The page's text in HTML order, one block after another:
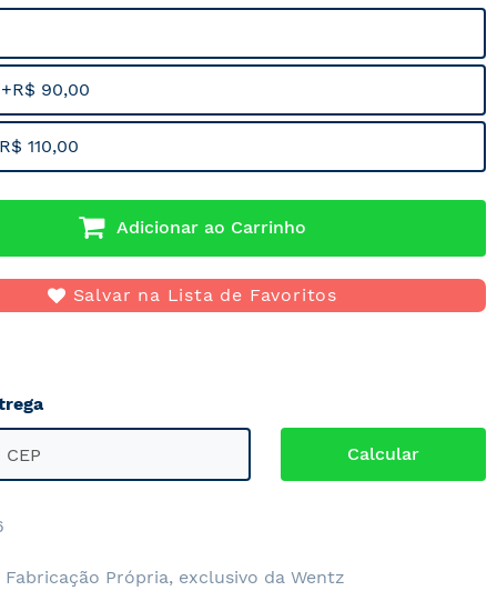
90,00
110,00
Adicionar ao Carrinho
Salvar na Lista de Favoritos
Fabricação Própria, exclusivo da Wentz